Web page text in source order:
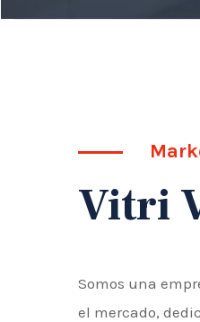
Vitri
Somos una
el mercado,